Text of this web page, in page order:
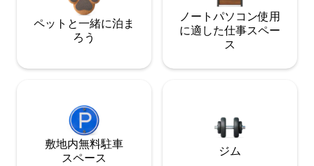
ペットと一緒に泊ま
ろう
ノートパソコン使用
に適した仕事スペー
ス
敷地内無料駐⁠車
ス⁠ペ⁠ー⁠ス
ジム